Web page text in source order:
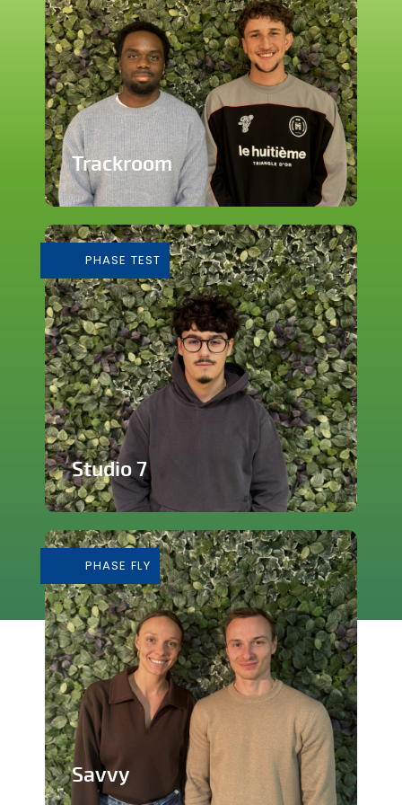
Trackroom
immersive
En savoir plus
PHASE TEST
Studio 7
de musique
En savoir plus
PHASE FLY
Savvy